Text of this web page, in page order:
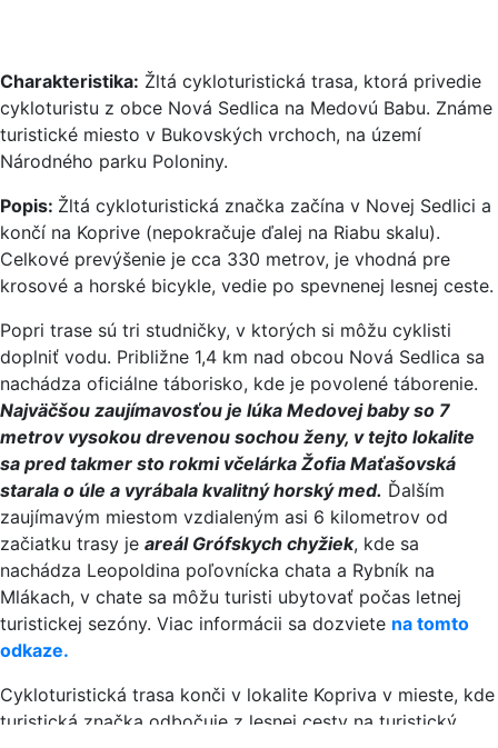
Charakteristika: Žltá cykloturistická trasa, ktorá privedie
cykloturistu z obce Nová Sedlica na Medovú Babu. Známe
turistické miesto v Bukovských vrchoch, na území
Národného parku Poloniny.
Popis: Žltá cykloturistická značka začína v Novej Sedlici a
končí na Koprive (nepokračuje ďalej na Riabu skalu).
Celkové prevýšenie je cca 330 metrov, je vhodná pre
krosové a horské bicykle, vedie po spevnenej lesnej ceste.
Popri trase sú tri studničky, v ktorých si môžu cyklisti
doplniť vodu. Približne 1,4 km nad obcou Nová Sedlica sa
nachádza oficiálne táborisko, kde je povolené táborenie.
Najväčšou zaujímavosťou je lúka Medovej baby so 7
metrov vysokou drevenou sochou ženy, v tejto lokalite
sa pred takmer sto rokmi včelárka Žofia Maťašovská
starala o úle a vyrábala kvalitný horský med. Ďalším
zaujímavým miestom vzdialeným asi 6 kilometrov od
začiatku trasy je areál Grófskych chyžiek, kde sa
nachádza Leopoldina poľovnícka chata a Rybník na
Mlákach, v chate sa môžu turisti ubytovať počas letnej
turistickej sezóny. Viac informácii sa dozviete na tomto
odkaze.
Cykloturistická trasa konči v lokalite Kopriva v mieste, kde
turistická značka odbočuje z lesnej cesty na turistický